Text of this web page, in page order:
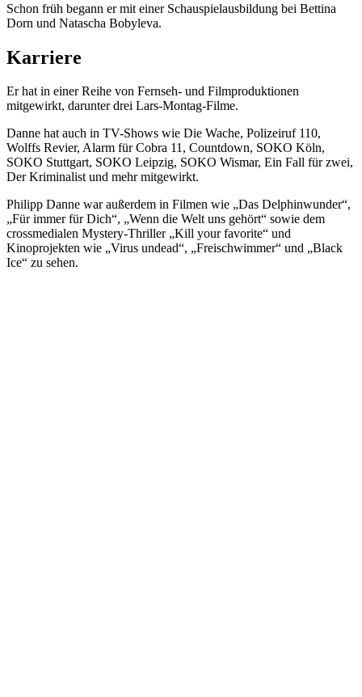
Schon früh begann er mit einer Schauspielausbildung bei Bettina
Dorn und Natascha Bobyleva.
Karriere
Er hat in einer Reihe von Fernseh- und Filmproduktionen
mitgewirkt, darunter drei Lars-Montag-Filme.
Danne hat auch in TV-Shows wie Die Wache, Polizeiruf 110,
Wolffs Revier, Alarm für Cobra 11, Countdown, SOKO Köln,
SOKO Stuttgart, SOKO Leipzig, SOKO Wismar, Ein Fall für zwei,
Der Kriminalist und mehr mitgewirkt.
Philipp Danne war außerdem in Filmen wie „Das Delphinwunder“,
„Für immer für Dich“, „Wenn die Welt uns gehört“ sowie dem
crossmedialen Mystery-Thriller „Kill your favorite“ und
Kinoprojekten wie „Virus undead“, „Freischwimmer“ und „Black
Ice“ zu sehen.